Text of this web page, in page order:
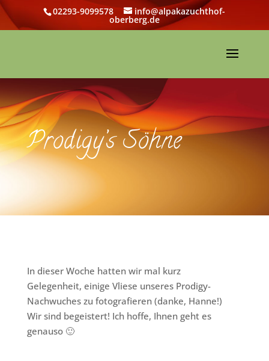
02293-9099578 info@alpakazuchthof-
oberberg.de
Prodigy’s Söhne
In dieser Woche hatten wir mal kurz
Gelegenheit, einige Vliese unseres Prodigy-
Nachwuches zu fotografieren (danke, Hanne!)
Wir sind begeistert! Ich hoffe, Ihnen geht es
genauso 🙂